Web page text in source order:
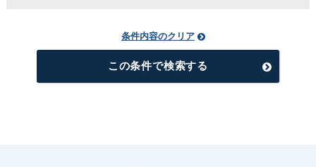
条件内容のクリア
この条件で検索する